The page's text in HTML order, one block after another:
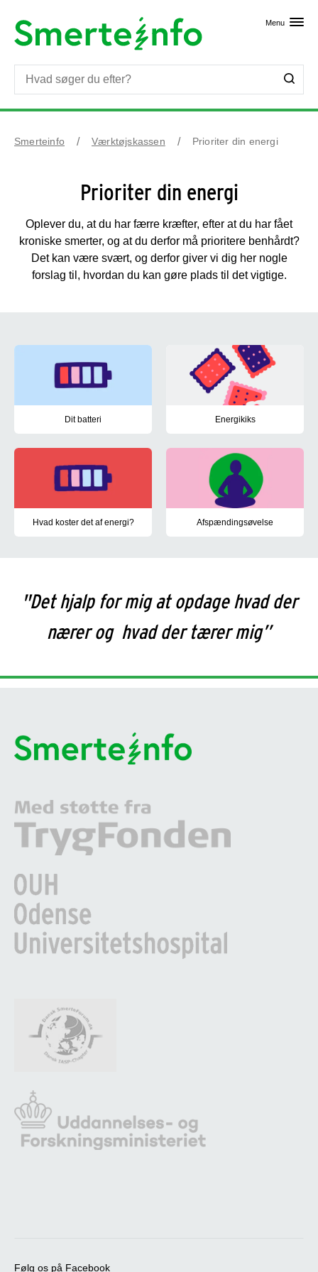
Menu
Smerteinfo Værktøjskassen Prioriter din energi
Prioriter din energi
Oplever du, at du har færre kræfter, efter at du har fået
kroniske smerter, og at du derfor må prioritere benhårdt?
Det kan være svært, og derfor giver vi dig her nogle
forslag til, hvordan du kan gøre plads til det vigtige.
Prioriter din energi
Dit batteri Energikiks
Hvad koster det af energi? Afspændingsøvelse
"Det hjalp for mig at opdage hvad der
nærer og hvad der tærer mig”
Følg os på Facebook